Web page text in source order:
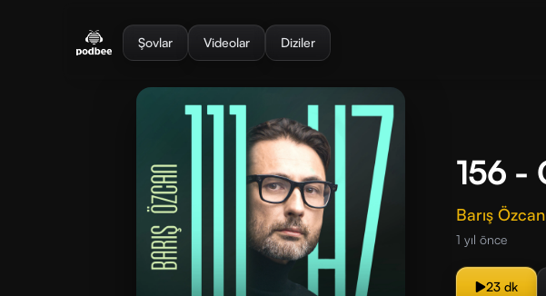
Şovlar Videolar Diziler
156 -
Barış
1 yıl önce
23 dk